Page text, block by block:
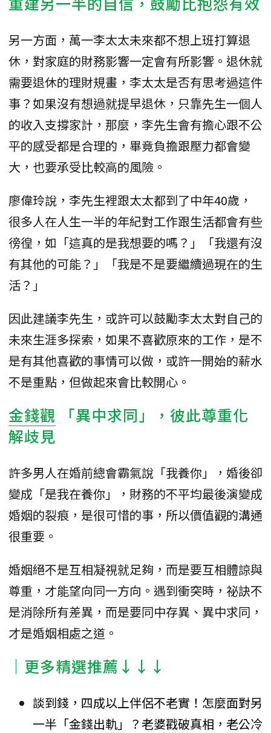
另一方面，萬一李太太未來都不想上班打算退
休，對家庭的財務影響一定會有所影響。退休就
需要退休的理財規畫，李太太是否有思考過這件
事？如果沒有想過就提早退休，只靠先生一個人
的收入支撐家計，那麼，李先生會有擔心跟不公
平的感受都是合理的，畢竟負擔跟壓力都會變
大，也要承受比較高的風險。
廖偉玲說，李先生裡跟太太都到了中年40歲，
很多人在人生一半的年紀對工作跟生活都會有些
徬徨，如「這真的是我想要的嗎？」「我還有沒
有其他的可能？」「我是不是要繼續過現在的生
活？」
因此建議李先生，或許可以鼓勵李太太對自己的
未來生涯多探索，如果不喜歡原來的工作，是不
是有其他喜歡的事情可以做，或許一開始的薪水
不是重點，但做起來會比較開心。
金錢觀
「異中求同」，彼此尊重化
解歧見
許多男人在婚前總會霸氣說「我養你」，婚後卻
變成「是我在養你」，財務的不平均最後演變成
婚姻的裂痕，是很可惜的事，所以價值觀的溝通
很重要。
婚姻絕不是互相凝視就足夠，而是要互相體諒與
尊重，才能望向同一方向。遇到衝突時，祕訣不
是消除所有差異，而是要同中存異、異中求同，
才是婚姻相處之道。
│更多精選推薦↓↓↓
談到錢，四成以上伴侶不老實！怎麼面對另
一半「金錢出軌」？老婆戳破真相，老公冷